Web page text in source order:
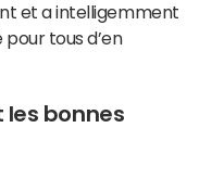
et a intelligemment
tous d’en
les bonnes